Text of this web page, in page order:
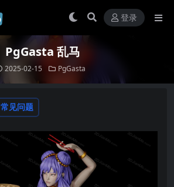
登录
PgGasta 乱马
2025-02-15 PgGasta
常见问题